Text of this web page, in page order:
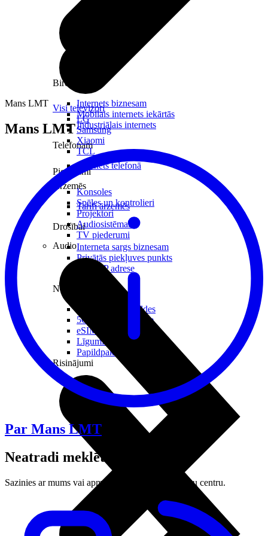
Birojam
Internets biznesam
Mobilais internets iekārtās
Industriālais internets
Telefonam
Internets telefonā
Ārzemēs
Tarifi ārzemēs
Drošībai
Interneta sargs biznesam
Privātās piekļuves punkts
Reālā IP adrese
Noderīgi
Jautājumi un atbildes
5G pārklājuma karte
eSIM tehnoloģija
Līgumi un noteikumi
Papildpakalpojumi
Risinājumi
Visi televizori
LG
Samsung
Xiaomi
TCL
Piederumi
Konsoles
Spēles un kontrolieri
Projektori
Audiosistēmas
TV piederumi
Audio
Mans LMT
Mans LMT
Par Mans LMT
Neatradi meklēto?
Sazinies ar mums vai apmeklē tuvāko LMT klientu centru.